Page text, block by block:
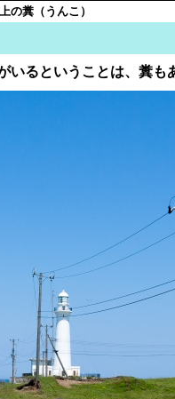
の糞（うんこ）
るということは、糞も